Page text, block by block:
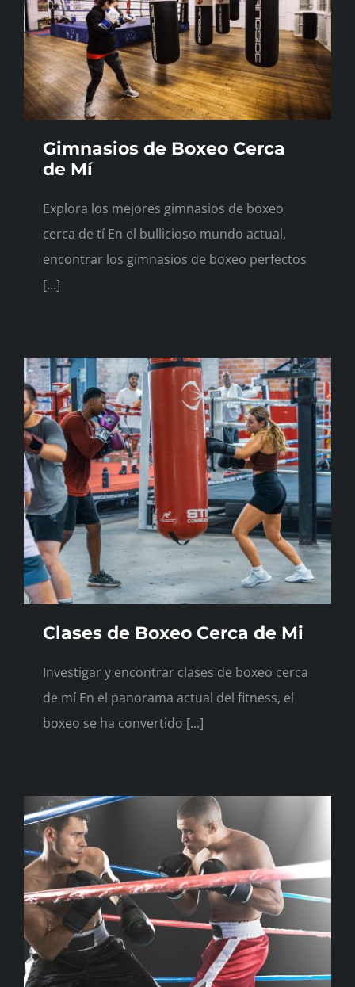
Horarios
Contacto
BlogGimnasios de Boxeo Cerca
de Mí
Explora los mejores gimnasios de boxeo
cerca de tí En el bullicioso mundo actual,
encontrar los gimnasios de boxeo perfectos
[...]
Clases de Boxeo Cerca de Mi
Investigar y encontrar clases de boxeo cerca
de mí En el panorama actual del fitness, el
boxeo se ha convertido [...]